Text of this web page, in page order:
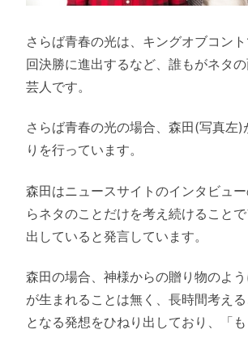
さらば青春の光は、キングオブコン
回決勝に進出するなど、誰もがネタ
芸人です。
さらば青春の光の場合、森田(写真左)
りを行っています。
森田はニュースサイトのインタビュ
らネタのことだけを考え続けること
出していると発言しています。
森田の場合、神様からの贈り物のよ
が生まれることは無く、長時間考え
となる発想をひねり出しており、「